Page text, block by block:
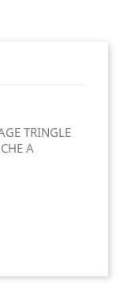
TRINGLE
A